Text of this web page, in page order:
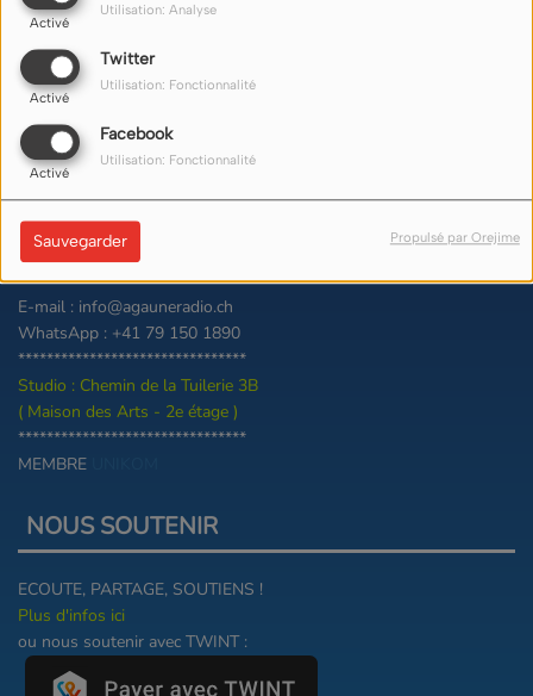
Activé
Utilisation: Analyse
Twitter
Activé
Utilisation: Fonctionnalité
Facebook
Activé
Utilisation: Fonctionnalité
Sauvegarder Propulsé par Orejime
À PROPOS
Association Agaune Radio
Rue Joseph-Hyac. Barman 10
CH-1890 Saint-Maurice
********************************
E-mail : info@agauneradio.ch
WhatsApp : +41 79 150 1890
********************************
Studio : Chemin de la Tuilerie 3B
( Maison des Arts - 2e étage )
********************************
MEMBRE
NOUS SOUTENIR
ECOUTE, PARTAGE, SOUTIENS !
Plus d'infos ici
ou nous soutenir avec TWINT :